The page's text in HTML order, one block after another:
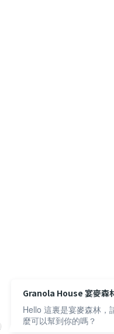
Granola House 宴麥森
Hello 這裏是宴麥森林，
麼可以幫到你的嗎？